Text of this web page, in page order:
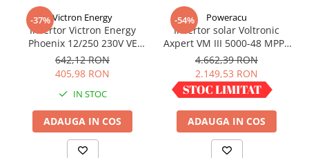
SLA AGM (Sealed Lead Acid)
Deep Cycle - Tractiune/Semi-
Tractiune
Marine & Caravan
Sisteme de management (BMS)
Redresoare, incarcatoare si testere
-37%Victron Energy
Invertor Victron Energy
Phoenix 12/250 230V VE
Direct Schuko
642,12 RON
405,98 RON
IN STOC
ADAUGA IN COS
-54% Poweracu
Invertor solar Voltronic
Axpert VM III 5000-48 MPPT
5000VA 5000W LCD +
bluetooth
4.662,39 RON
2.149,53 RON
IN STOC
ADAUGA IN COS